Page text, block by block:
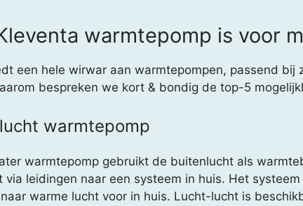
warmtepomp is voor
een hele wirwar aan warmtepompen, passend
bespreken we kort & bondig de top-5
warmtepomp
warmtepomp gebruikt de buitenlucht als
via leidingen naar een systeem in huis. Het
warme lucht voor in huis. Lucht-lucht is